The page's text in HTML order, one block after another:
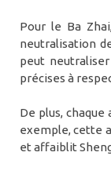
Pour le Ba
neutralisation
peut
précises à
De plus,
exemple, cette
et affaiblit